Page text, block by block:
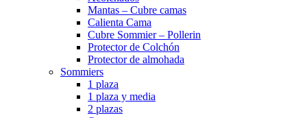
Mantas – Cubre camas
Calienta Cama
Cubre Sommier – Pollerin
Protector de Colchón
Protector de almohada
Sommiers
1 plaza
1 plaza y media
2 plazas